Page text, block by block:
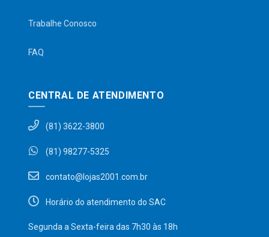
Trabalhe Conosco
FAQ
CENTRAL DE ATENDIMENTO
(81) 3622-3800
(81) 98277-5325
contato@lojas2001.com.br
Horário do atendimento do SAC
Segunda a Sexta-feira das 7h30 às 18h